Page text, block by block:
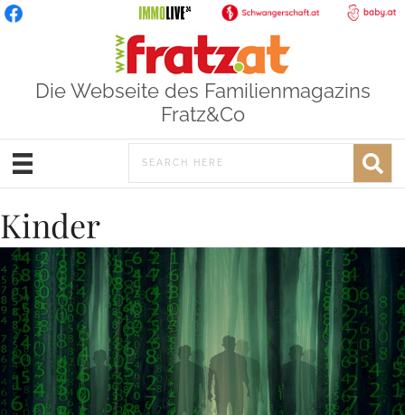
Die Webseite des Familienmagazins
Fratz&Co
Kinder